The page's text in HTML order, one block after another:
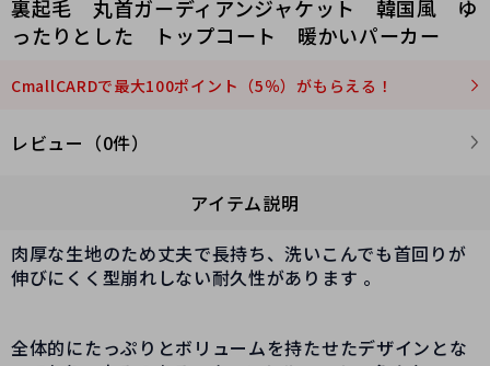
裏起毛 丸首ガーディアンジャケット 韓国風 ゆ
ったりとした トップコート 暖かいパーカー
CmallCARDで最大100ポイント（5％）がもらえる！
レビュー（0件）
アイテム説明
肉厚な生地のため丈夫で長持ち、洗いこんでも首回りが
伸びにくく型崩れしない耐久性があります 。
全体的にたっぷりとボリュームを持たせたデザインとな